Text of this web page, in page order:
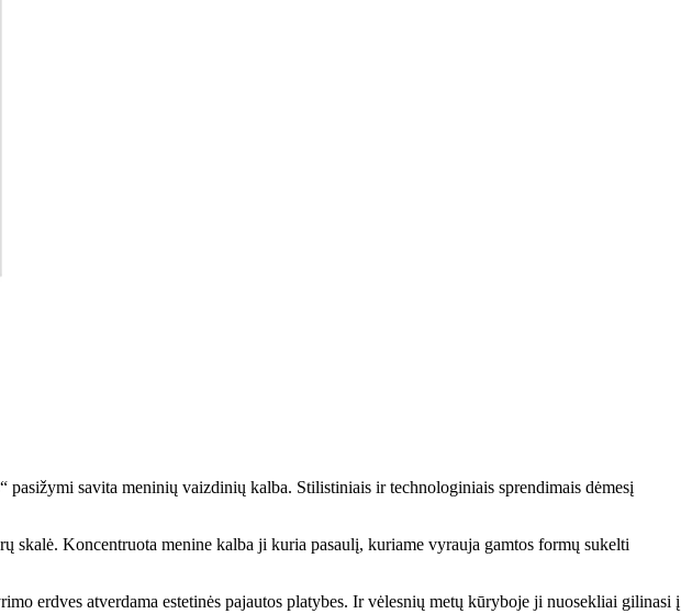
savita meninių vaizdinių kalba. Stilistiniais ir technologiniais sprendimais dėmesį
Koncentruota menine kalba ji kuria pasaulį, kuriame vyrauja gamtos formų sukelti
erdves atverdama estetinės pajautos platybes. Ir vėlesnių metų kūryboje ji nuosekliai gilinasi į